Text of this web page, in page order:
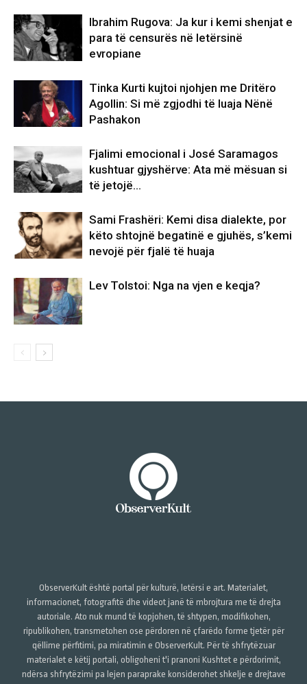
Ibrahim Rugova: Ja kur i kemi shenjat e
para të censurës në letërsinë
evropiane
Tinka Kurti kujtoi njohjen me Dritëro
Agollin: Si më zgjodhi të luaja Nënë
Pashakon
Fjalimi emocional i José Saramagos
kushtuar gjyshërve: Ata më mësuan si
të jetojë…
Sami Frashëri: Kemi disa dialekte, por
këto shtojnë begatinë e gjuhës, s’kemi
nevojë për fjalë të huaja
Lev Tolstoi: Nga na vjen e keqja?
ObserverKult është portal për kulturë, letërsi e art. Materialet,
informacionet, fotografitë dhe videot janë të mbrojtura me të drejta
autoriale. Ato nuk mund të kopjohen, të shtypen, modifikohen,
ripublikohen, transmetohen ose përdoren në çfarëdo forme tjetër për
qëllime përfitimi, pa miratimin e ObserverKult. Për të shfrytëzuar
materialet e këtij portali, obligoheni t'i pranoni Kushtet e përdorimit,
ndërsa shfrytëzimi pa lejen paraprake konsiderohet shkelje e drejtave